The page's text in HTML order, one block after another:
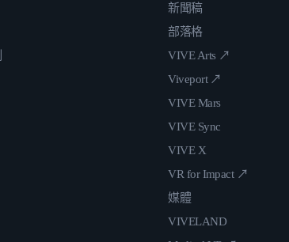
新聞稿
部落格
VIVE Arts ↗
Viveport ↗
VIVE Mars
VIVE Sync
VIVE X
VR for Impact ↗
媒體
VIVELAND